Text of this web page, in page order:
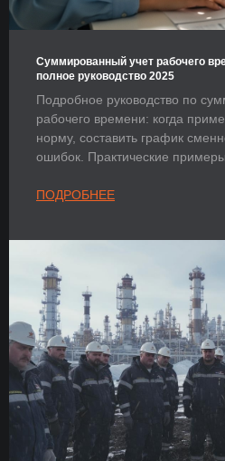
Суммированный учет рабочего
полное руководство 2025
Подробное руководство по
рабочего времени: когда
норму, составить график
ошибок. Практические
ПОДРОБНЕЕ